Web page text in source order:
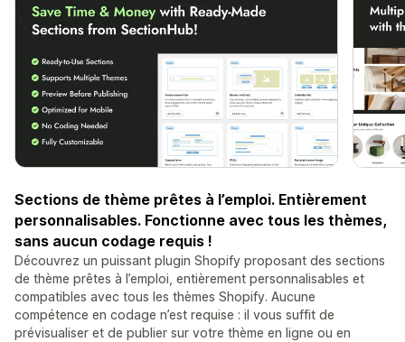
Sections de thème prêtes à l’emploi. Entièrement
personnalisables. Fonctionne avec tous les thèmes,
sans aucun codage requis !
Découvrez un puissant plugin Shopify proposant des sections
de thème prêtes à l’emploi, entièrement personnalisables et
compatibles avec tous les thèmes Shopify. Aucune
compétence en codage n’est requise : il vous suffit de
prévisualiser et de publier sur votre thème en ligne ou en